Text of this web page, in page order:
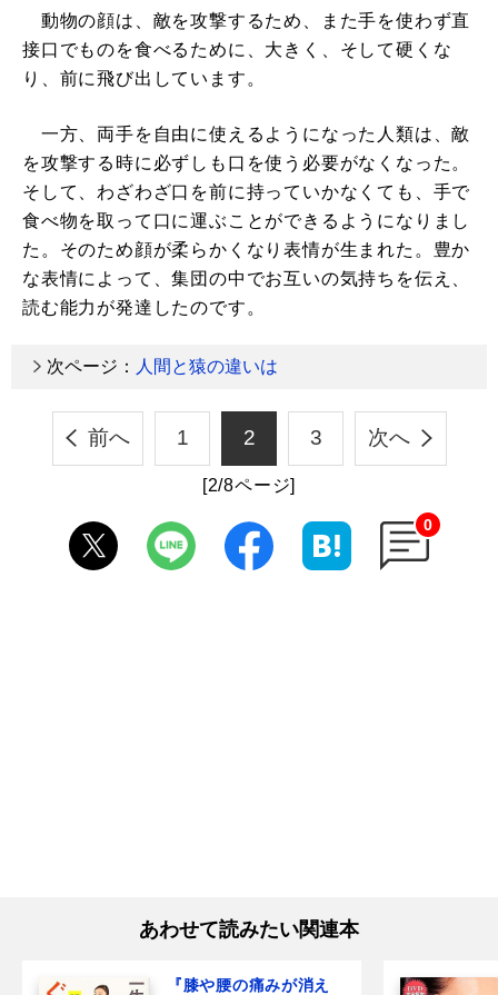
動物の顔は、敵を攻撃するため、また手を使わず直
接口でものを食べるために、大きく、そして硬くな
り、前に飛び出しています。
一方、両手を自由に使えるようになった人類は、敵
を攻撃する時に必ずしも口を使う必要がなくなった。
そして、わざわざ口を前に持っていかなくても、手で
食べ物を取って口に運ぶことができるようになりまし
た。そのため顔が柔らかくなり表情が生まれた。豊か
な表情によって、集団の中でお互いの気持ちを伝え、
読む能力が発達したのです。
次ページ： 人間と猿の違いは
前へ 1 2 3 次へ
[2/8ページ]
0
あわせて読みたい関連本
『膝や腰の痛みが消え